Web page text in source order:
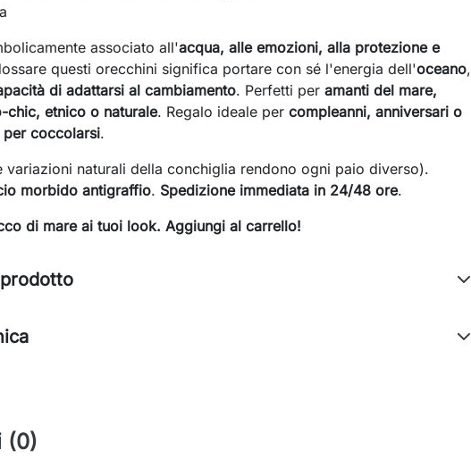
associato all'acqua, alle emozioni, alla protezione e
questi orecchini significa portare con sé l'energia dell'oceano,
di adattarsi al cambiamento. Perfetti per amanti del mare,
chic, etnico o naturale. Regalo ideale per compleanni, anniversari o
per coccolarsi.
variazioni naturali della conchiglia rendono ogni paio diverso).
morbido antigraffio. Spedizione immediata in 24/48 ore.
di mare ai tuoi look. Aggiungi al carrello!
(0)